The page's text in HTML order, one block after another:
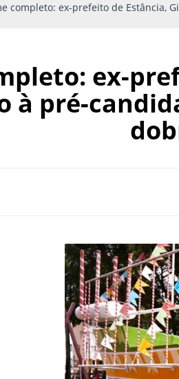
completo: ex-prefeito de Estância,
ex-
à pré-